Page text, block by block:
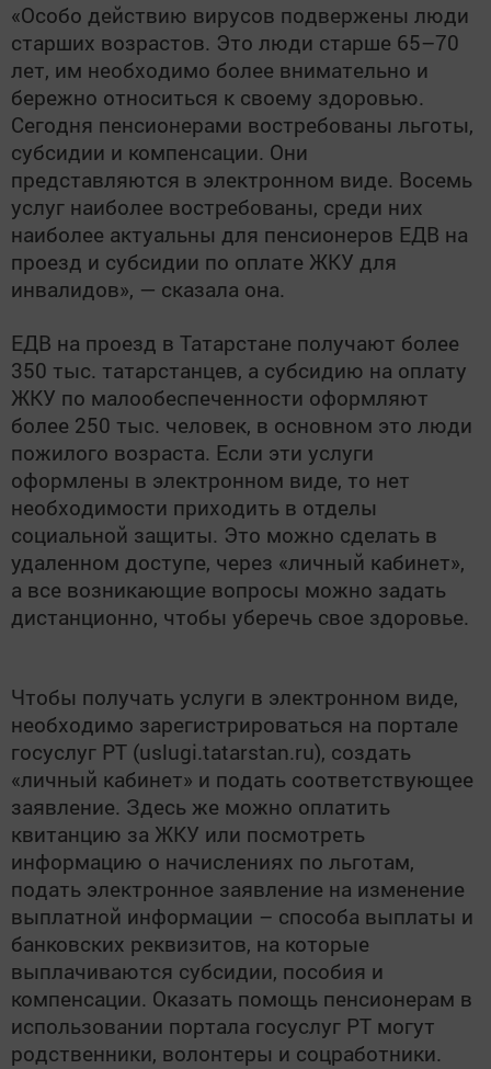
«Особо действию вирусов подвержены люди
старших возрастов. Это люди старше 65–70
лет, им необходимо более внимательно и
бережно относиться к своему здоровью.
Сегодня пенсионерами востребованы льготы,
субсидии и компенсации. Они
представляются в электронном виде. Восемь
услуг наиболее востребованы, среди них
наиболее актуальны для пенсионеров ЕДВ на
проезд и субсидии по оплате ЖКУ для
инвалидов», — сказала она.
ЕДВ на проезд в Татарстане получают более
350 тыс. татарстанцев, а субсидию на оплату
ЖКУ по малообеспеченности оформляют
более 250 тыс. человек, в основном это люди
пожилого возраста. Если эти услуги
оформлены в электронном виде, то нет
необходимости приходить в отделы
социальной защиты. Это можно сделать в
удаленном доступе, через «личный кабинет»,
а все возникающие вопросы можно задать
дистанционно, чтобы уберечь свое здоровье.
Чтобы получать услуги в электронном виде,
необходимо зарегистрироваться на портале
госуслуг РТ (uslugi.tatarstan.ru), создать
«личный кабинет» и подать соответствующее
заявление. Здесь же можно оплатить
квитанцию за ЖКУ или посмотреть
информацию о начислениях по льготам,
подать электронное заявление на изменение
выплатной информации – способа выплаты и
банковских реквизитов, на которые
выплачиваются субсидии, пособия и
компенсации. Оказать помощь пенсионерам в
использовании портала госуслуг РТ могут
родственники, волонтеры и соцработники.